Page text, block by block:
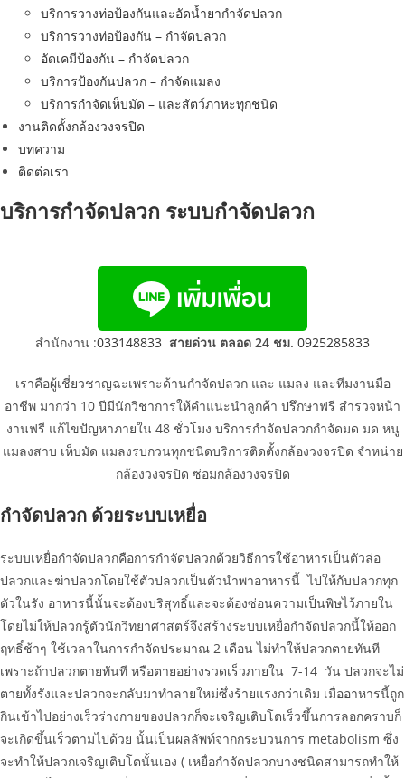
บริการวางท่อป้องกันและอัดน้ำยากำจัดปลวก
บริการวางท่อป้องกัน – กำจัดปลวก
อัดเคมีป้องกัน – กำจัดปลวก
บริการป้องกันปลวก – กำจัดแมลง
บริการกำจัดเห็บมัด – และสัตว์ภาหะทุกชนิด
งานติดตั้งกล้องวงจรปิด
บทความ
ติดต่อเรา
บริการกำจัดปลวก ระบบกำจัดปลวก
สำนักงาน :033148833 สายด่วน ตลอด 24 ชม. 0925285833
เราคือผู้เชี่ยวชาญฉะเพราะด้านกำจัดปลวก และ แมลง และทีมงานมือ
อาชีพ มากว่า 10 ปีมีนักวิชาการให้คำแนะนำลูกค้า ปรึกษาฟรี สำรวจหน้า
งานฟรี แก้ไขปัญหาภายใน 48 ชั่วโมง บริการกำจัดปลวกกำจัดมด มด หนู
แมลงสาบ เห็บมัด แมลงรบกวนทุกชนิดบริการติดตั้งกล้องวงจรปิด จำหน่าย
กล้องวงจรปิด ซ่อมกล้องวงจรปิด
กำจัดปลวก ด้วยระบบเหยื่อ
ระบบเหยื่อกำจัดปลวกคือการกำจัดปลวกด้วยวิธีการใช้อาหารเป็นตัวล่อ
ปลวกและฆ่าปลวกโดยใช้ตัวปลวกเป็นตัวนำพาอาหารนี้ ไปให้กับปลวกทุก
ตัวในรัง อาหารนี้นั้นจะต้องบริสุทธิ์และจะต้องซ่อนความเป็นพิษไว้ภายใน
โดยไม่ให้ปลวกรู้ตัวนักวิทยาศาสตร์จึงสร้างระบบเหยื่อกำจัดปลวกนี้ให้ออก
ฤทธิ์ช้าๆ ใช้เวลาในการกำจัดประมาณ 2 เดือน ไม่ทำให้ปลวกตายทันที
เพราะถ้าปลวกตายทันที หรือตายอย่างรวดเร็วภายใน 7-14 วัน ปลวกจะไม่
ตายทั้งรังและปลวกจะกลับมาทำลายใหม่ซึ่งร้ายแรงกว่าเดิม เมื่ออาหารนี้ถูก
กินเข้าไปอย่างเร็วร่างกายของปลวกก็จะเจริญเติบโตเร็วขึ้นการลอกคราบก็
จะเกิดขึ้นเร็วตามไปด้วย นั้นเป็นผลลัพท์จากกระบวนการ metabolism ซึ่ง
จะทำให้ปลวกเจริญเติบโตนั้นเอง ( เหยื่อกำจัดปลวกบางชนิดสามารถทำให้